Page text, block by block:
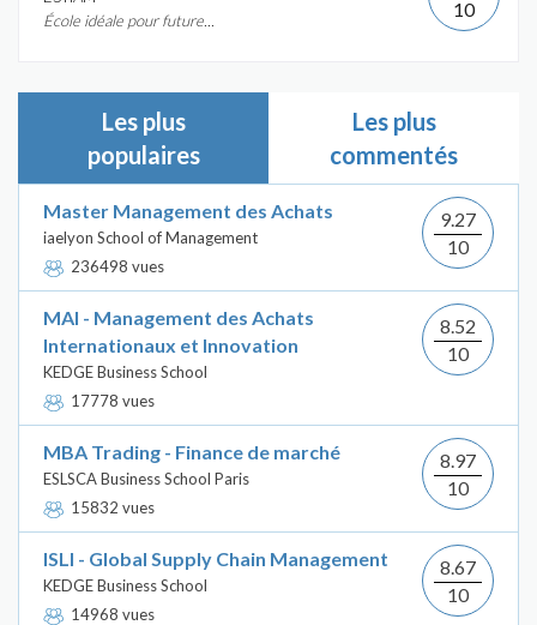
École idéale pour future...
10
Les plus
populaires
Les plus
commentés
Master Management des Achats
iaelyon School of Management
236498 vues
9.27
10
MAI - Management des Achats
Internationaux et Innovation
KEDGE Business School
17778 vues
8.52
10
MBA Trading - Finance de marché
ESLSCA Business School Paris
15832 vues
8.97
10
ISLI - Global Supply Chain Management
KEDGE Business School
14968 vues
8.67
10